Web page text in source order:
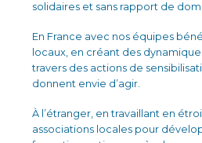
solidaires et sans rapport de
En France avec nos équipes
locaux, en créant des
travers des actions de
donnent envie d’agir.
À l’étranger, en travaillant en
associations locales pour